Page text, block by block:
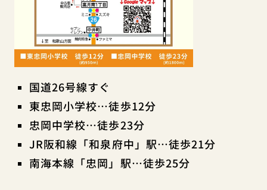
国道26号線すぐ
東忠岡小学校…徒歩12分
忠岡中学校…徒歩23分
JR阪和線「和泉府中」駅…徒歩21分
南海本線「忠岡」駅…徒歩25分